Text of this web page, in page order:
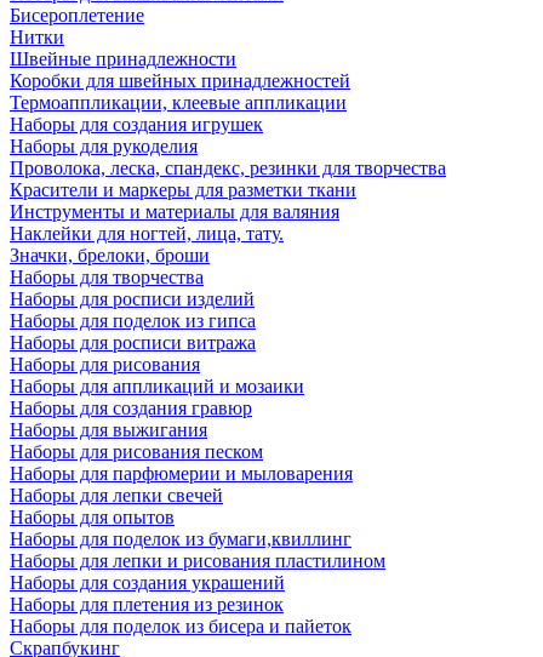
Бисероплетение
Нитки
Швейные принадлежности
Коробки для швейных принадлежностей
Термоаппликации, клеевые аппликации
Наборы для создания игрушек
Наборы для рукоделия
Проволока, леска, спандекс, резинки для творчества
Красители и маркеры для разметки ткани
Инструменты и материалы для валяния
Наклейки для ногтей, лица, тату.
Значки, брелоки, броши
Наборы для творчества
Наборы для росписи изделий
Наборы для поделок из гипса
Наборы для росписи витража
Наборы для рисования
Наборы для аппликаций и мозаики
Наборы для создания гравюр
Наборы для выжигания
Наборы для рисования песком
Наборы для парфюмерии и мыловарения
Наборы для лепки свечей
Наборы для опытов
Наборы для поделок из бумаги,квиллинг
Наборы для лепки и рисования пластилином
Наборы для создания украшений
Наборы для плетения из резинок
Наборы для поделок из бисера и пайеток
Скрапбукинг